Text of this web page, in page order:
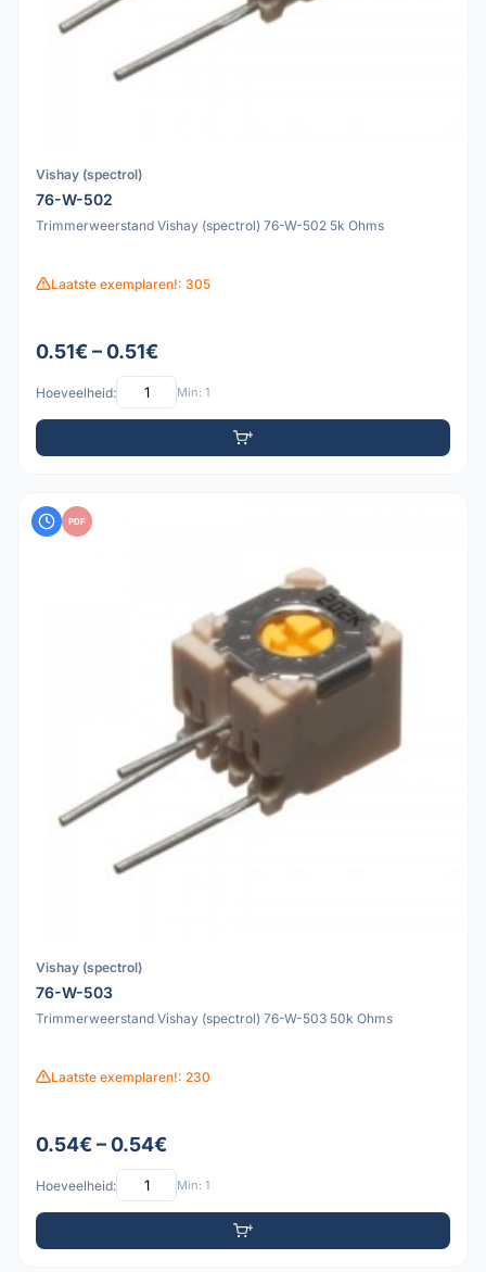
Vishay (spectrol)
76-W-502
Trimmerweerstand Vishay (spectrol) 76-W-502 5k Ohms
Laatste exemplaren!: 305
0.51€ – 0.51€
Hoeveelheid: Min: 1
PDF
Vishay (spectrol)
76-W-503
Trimmerweerstand Vishay (spectrol) 76-W-503 50k Ohms
Laatste exemplaren!: 230
0.54€ – 0.54€
Hoeveelheid: Min: 1